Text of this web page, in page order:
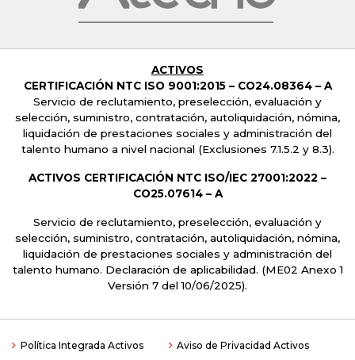
ACTIVOS
CERTIFICACIÓN NTC ISO 9001:2015 –CO24.08364 – A
Servicio de reclutamiento, preselección, evaluación y
selección, suministro, contratación, autoliquidación, nómina,
liquidación de prestaciones sociales y administración del
talento humano a nivel nacional (Exclusiones 7.1.5.2 y 8.3).
ACTIVOS CERTIFICACIÓN NTC ISO/IEC 27001:2022 –
CO25.07614 – A
Servicio de reclutamiento, preselección, evaluación y
selección, suministro, contratación, autoliquidación, nómina,
liquidación de prestaciones sociales y administración del
talento humano. Declaración de aplicabilidad. (ME02 Anexo 1
Versión 7 del 10/06/2025).
Política Integrada Activos Aviso de Privacidad Activos